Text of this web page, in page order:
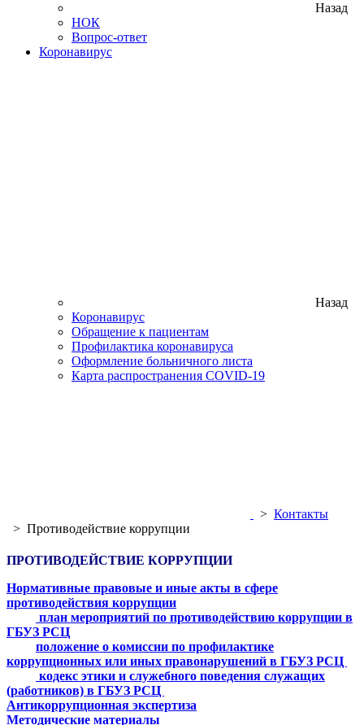
Назад
НОК
Вопрос-ответ
Коронавирус
Назад
Коронавирус
Обращение к пациентам
Профилактика коронавируса
Оформление больничного листа
Карта распространения COVID-19
> Контакты
> Противодействие коррупции
ПРОТИВОДЕЙСТВИЕ КОРРУПЦИИ
Нормативные правовые и иные акты в сфере
противодействия коррупции
план мероприятий по противодействию коррупции в
ГБУЗ РСЦ
положение о комиссии по профилактике
коррупционных или иных правонарушений в ГБУЗ РСЦ
кодекс этики и служебного поведения служащих
(работников) в ГБУЗ РСЦ
Антикоррупционная экспертиза
Методические материалы